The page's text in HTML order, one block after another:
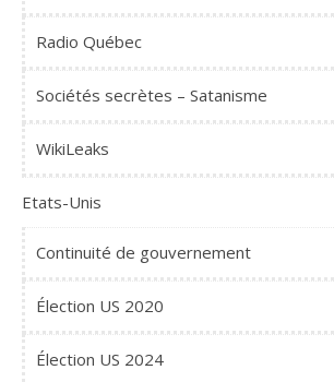
Radio Québec
Sociétés secrètes – Satanisme
WikiLeaks
Etats-Unis
Continuité de gouvernement
Élection US 2020
Élection US 2024